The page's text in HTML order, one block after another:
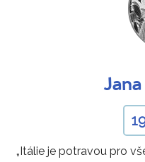
„Itálie je potravou pro